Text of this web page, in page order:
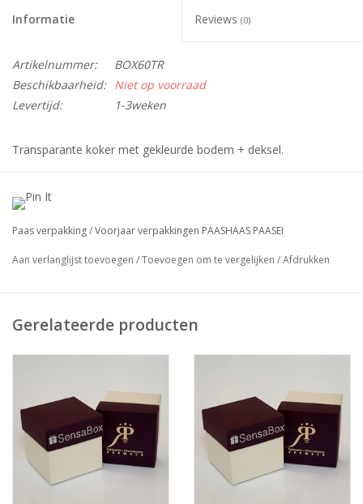
Informatie Reviews (0)
Artikelnummer:
BOX60TR
Beschikbaarheid: Niet op voorraad
Levertijd:
1-3weken
Transparante koker met gekleurde bodem + deksel.
verpakt per: 100 stuks
inhoud: 60x60x130mm
Paas verpakking/Voorjaar verpakkingen PAASHAAS PAASEI
Aan verlanglijst toevoegen /Toevoegen om te vergelijken /Afdrukken
Gerelateerde producten